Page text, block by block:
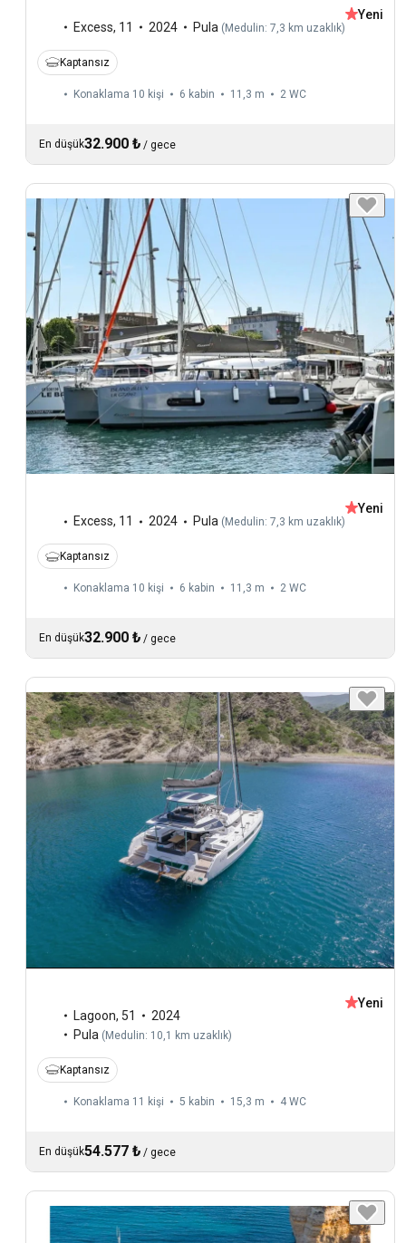
Excess, 11 2024 Pula (Medulin: 7,3 km uzaklık)
Yeni
Kaptansız
Konaklama 10 kişi 6 kabin 11,3 m 2 WC
En düşük32.900 ₺ / gece
Excess, 11 2024 Pula ( Medulin: 7,3 km uzaklık)
Yeni
Kaptansız
Konaklama 10 kişi 6 kabin 11,3 m 2 WC
En düşük32.900 ₺ / gece
Lagoon, 51
2024
Pula (Medulin: 10,1 km uzaklık)
Yeni
Kaptansız
Konaklama 11 kişi 5 kabin 15,3 m 4 WC
En düşük54.577 ₺ / gece